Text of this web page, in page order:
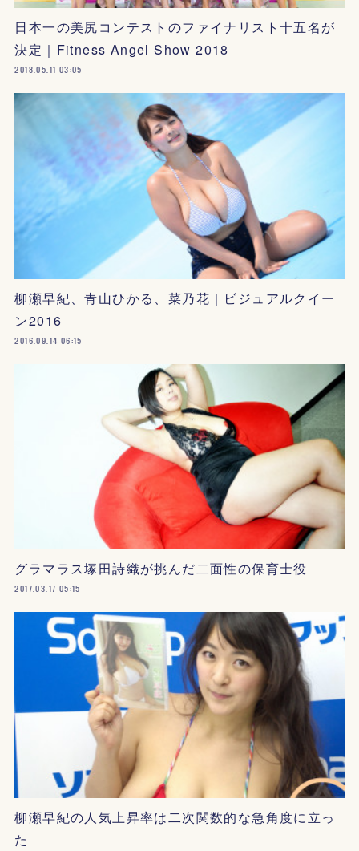
日本一の美尻コンテストのファイナリスト十五名が
決定｜Fitness Angel Show 2018
2018.05.11 03:05
柳瀬早紀、青山ひかる、菜乃花｜ビジュアルクイー
ン2016
2016.09.14 06:15
グラマラス塚田詩織が挑んだ二面性の保育士役
2017.03.17 05:15
柳瀬早紀の人気上昇率は二次関数的な急角度に立っ
た